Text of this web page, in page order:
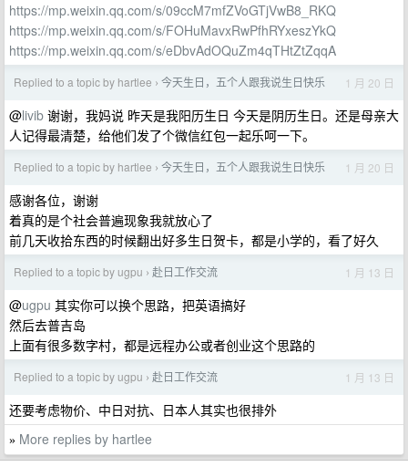
https://mp.weixin.qq.com/s/09ccM7mfZVoGTjVwB8_RKQ
https://mp.weixin.qq.com/s/FOHuMavxRwPfhRYxeszYkQ
https://mp.weixin.qq.com/s/eDbvAdOQuZm4qTHtZtZqqA
Replied to a topic by hartlee › 今天生日，五个人跟我说生日快乐 1 月 20 日
@livib 谢谢，我妈说 昨天是我阳历生日 今天是阴历生日。还是母亲大
人记得最清楚，给他们发了个微信红包一起乐呵一下。
Replied to a topic by hartlee › 今天生日，五个人跟我说生日快乐 1 月 20 日
感谢各位，谢谢
着真的是个社会普遍现象我就放心了
前几天收拾东西的时候翻出好多生日贺卡，都是小学的，看了好久
Replied to a topic by ugpu › 赴日工作交流 1 月 13 日
@ugpu 其实你可以换个思路，把英语搞好
然后去普吉岛
上面有很多数字村，都是远程办公或者创业这个思路的
Replied to a topic by ugpu › 赴日工作交流 1 月 13 日
还要考虑物价、中日对抗、日本人其实也很排外
» More replies by hartlee